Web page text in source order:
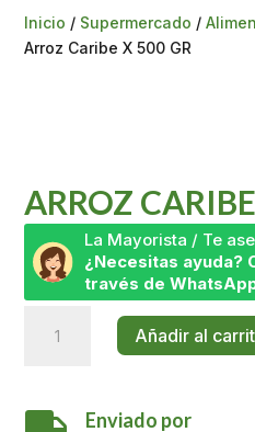
Inicio / Supermercado /
Arroz Caribe X 500 GR
ARROZ
La Mayorista / Te
¿Necesitas ayuda?
través de
Caribe
GR
Añadir al
Enviado por